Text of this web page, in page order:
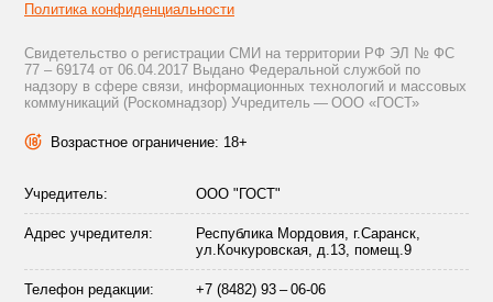
Политика конфиденциальности
Свидетельство о регистрации СМИ на территории РФ ЭЛ № ФС
77 – 69174 от 06.04.2017 Выдано Федеральной службой по
надзору в сфере связи, информационных технологий и массовых
коммуникаций (Роскомнадзор) Учредитель — ООО «ГОСТ»
Возрастное ограничение: 18+
Учредитель: ООО "ГОСТ"
Адрес учредителя:
Республика Мордовия, г.Саранск,
ул.Кочкуровская, д.13, помещ.9
Телефон редакции: +7 (8482) 93 – 06-06